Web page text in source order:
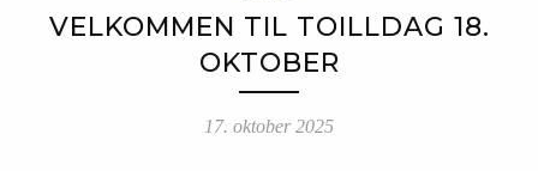
VELKOMMEN TIL TOILLDAG 18.
OKTOBER
17. oktober 2025